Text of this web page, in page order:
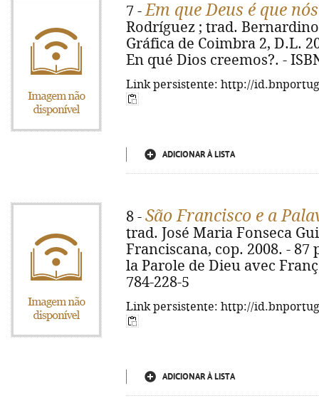
7 -Em que Deus é que
Rodríguez ; trad.
Gráfica de Coimbra 2, D.L.
En qué Dios creemos?. -
Link persistente: http://
ADICIONAR À LISTA
8 - São Francisco e a
trad. José Maria Fonseca
Franciscana, cop. 2008. -
la Parole de Dieu avec
784-228-5
Link persistente: http://
ADICIONAR À LISTA